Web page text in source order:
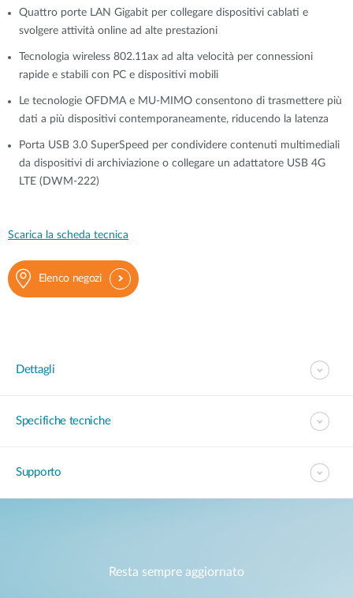
Quattro porte LAN Gigabit per collegare dispositivi cablati e
svolgere attività online ad alte prestazioni
Tecnologia wireless 802.11ax ad alta velocità per connessioni
rapide e stabili con PC e dispositivi mobili
Le tecnologie OFDMA e MU-MIMO consentono di trasmettere più
dati a più dispositivi contemporaneamente, riducendo la latenza
Porta USB 3.0 SuperSpeed per condividere contenuti multimediali
da dispositivi di archiviazione o collegare un adattatore USB 4G
LTE (DWM-222)
Scarica la scheda tecnica
Elenco negozi
Dettagli
Specifiche tecniche
Supporto
Resta sempre aggiornato